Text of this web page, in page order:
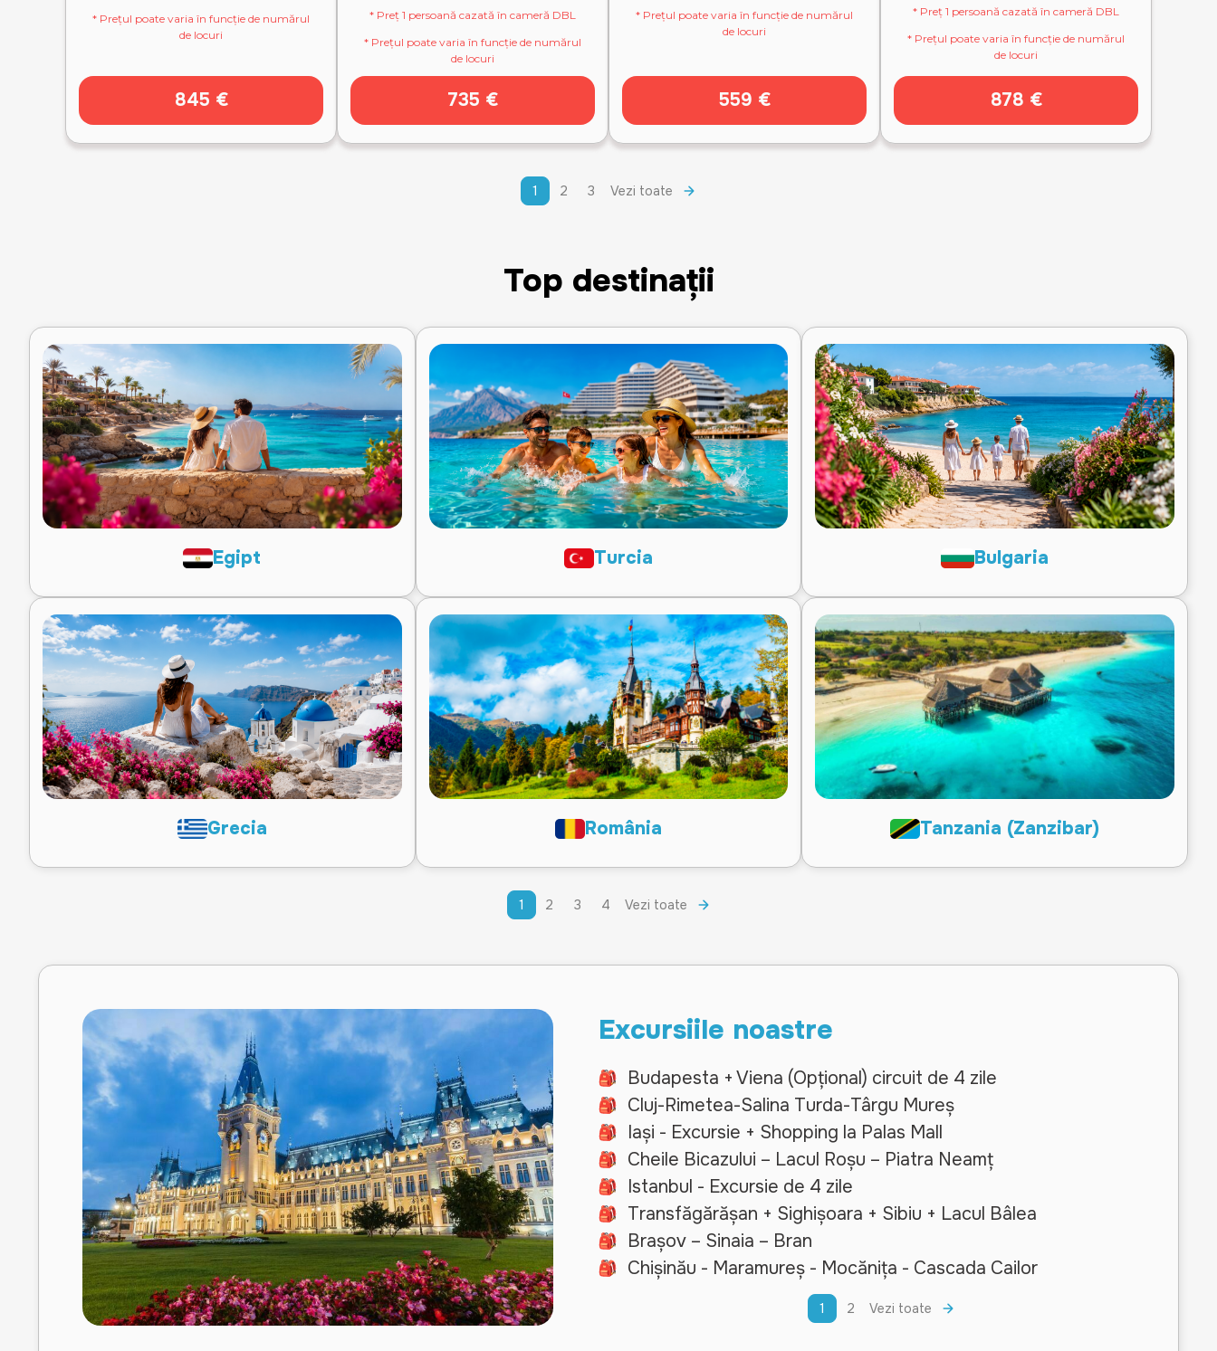
* Prețul poate varia în funcție de numărul
de locuri
845 €
* Preț 1 persoană cazată în cameră DBL
* Prețul poate varia în funcție de numărul
de locuri
735 €
* Prețul poate varia în funcție de numărul
de locuri
559 €
* Preț 1 persoană cazată în cameră DBL
* Prețul poate varia în funcție de numărul
de locuri
878 €
1 2 3 Vezi toate
Top destinații
Egipt Turcia Bulgaria
Grecia România Tanzania (Zanzibar)
1 2 3 4 Vezi toate
Excursiile noastre
Budapesta + Viena (Opțional) circuit de 4 zile
Cluj-Rimetea-Salina Turda-Târgu Mureș
Iași - Excursie + Shopping la Palas Mall
Cheile Bicazului – Lacul Roșu – Piatra Neamț
Istanbul - Excursie de 4 zile
Transfăgărășan + Sighișoara + Sibiu + Lacul Bâlea
Brașov – Sinaia – Bran
Chișinău - Maramureș - Mocănița - Cascada Cailor
1 2 Vezi toate